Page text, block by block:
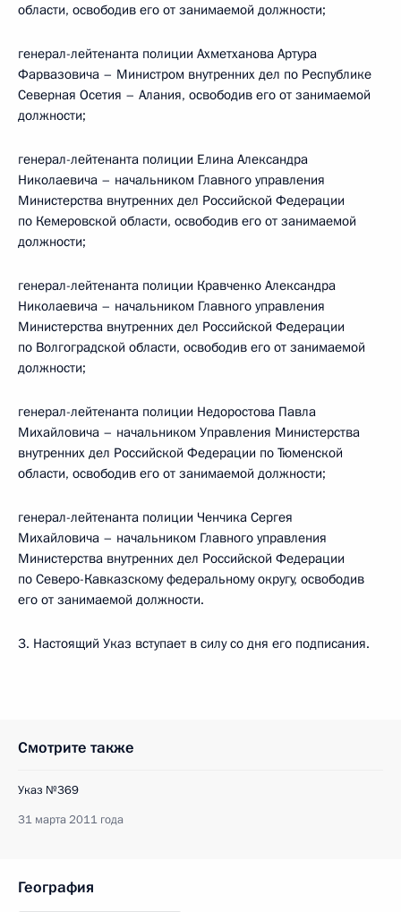
области, освободив его от занимаемой должности;
генерал-лейтенанта полиции Ахметханова Артура
Фарвазовича – Министром внутренних дел по Республике
Северная Осетия – Алания, освободив его от занимаемой
должности;
генерал-лейтенанта полиции Елина Александра
Николаевича – начальником Главного управления
Министерства внутренних дел Российской Федерации
по Кемеровской области, освободив его от занимаемой
должности;
генерал-лейтенанта полиции Кравченко Александра
Николаевича – начальником Главного управления
Министерства внутренних дел Российской Федерации
по Волгоградской области, освободив его от занимаемой
должности;
генерал-лейтенанта полиции Недоростова Павла
Михайловича – начальником Управления Министерства
внутренних дел Российской Федерации по Тюменской
области, освободив его от занимаемой должности;
генерал-лейтенанта полиции Ченчика Сергея
Михайловича – начальником Главного управления
Министерства внутренних дел Российской Федерации
по Северо-Кавказскому федеральному округу, освободив
его от занимаемой должности.
3. Настоящий Указ вступает в силу со дня его подписания.
Смотрите также
Указ №369
31 марта 2011 года
География